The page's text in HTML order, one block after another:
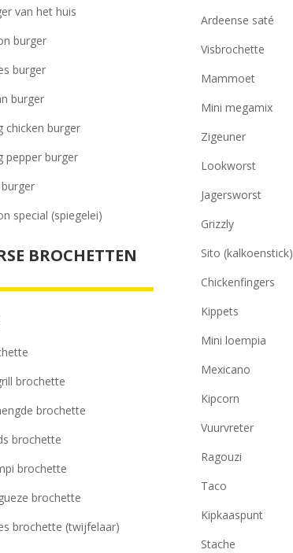
van het huis
burger
burger
burger
chicken burger
pepper burger
special (spiegelei)
BROCHETTEN
brochette
brochette
brochette
brochette
brochette
brochette (twijfelaar)
Ardeense saté
Visbrochette
Mammoet
Mini megamix
Zigeuner
Lookworst
Jagersworst
Grizzly
Sito (kalkoenstick)
Chickenfingers
Kippets
Mini loempia
Mexicano
Kipcorn
Vuurvreter
Ragouzi
Taco
Kipkaaspunt
Stache